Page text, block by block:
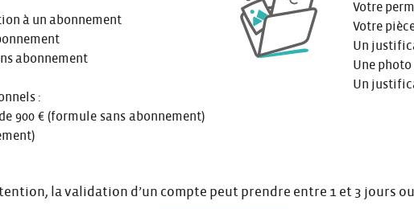
à un abonnement
abonnement
:
900 € (formule sans abonnement)
Votre
Votre
Un
Une
Un
la validation d’un compte peut prendre entre 1 et 3 jours